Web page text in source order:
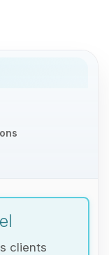
clients